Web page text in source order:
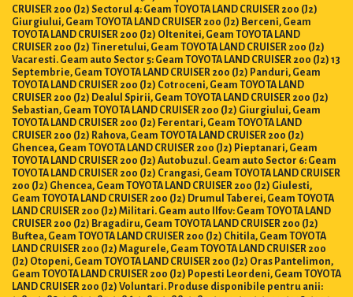
CRUISER 200 (J2) Sectorul 4: Geam TOYOTA LAND CRUISER 200 (J2)
Giurgiului, Geam TOYOTA LAND CRUISER 200 (J2) Berceni, Geam
TOYOTA LAND CRUISER 200 (J2) Oltenitei, Geam TOYOTA LAND
CRUISER 200 (J2) Tineretului, Geam TOYOTA LAND CRUISER 200 (J2)
Vacaresti. Geam auto Sector 5: Geam TOYOTA LAND CRUISER 200 (J2) 13
Septembrie, Geam TOYOTA LAND CRUISER 200 (J2) Panduri, Geam
TOYOTA LAND CRUISER 200 (J2) Cotroceni, Geam TOYOTA LAND
CRUISER 200 (J2) Dealul Spirii, Geam TOYOTA LAND CRUISER 200 (J2)
Sebastian, Geam TOYOTA LAND CRUISER 200 (J2) Giurgiului, Geam
TOYOTA LAND CRUISER 200 (J2) Ferentari, Geam TOYOTA LAND
CRUISER 200 (J2) Rahova, Geam TOYOTA LAND CRUISER 200 (J2)
Ghencea, Geam TOYOTA LAND CRUISER 200 (J2) Pieptanari, Geam
TOYOTA LAND CRUISER 200 (J2) Autobuzul. Geam auto Sector 6: Geam
TOYOTA LAND CRUISER 200 (J2) Crangasi, Geam TOYOTA LAND CRUISER
200 (J2) Ghencea, Geam TOYOTA LAND CRUISER 200 (J2) Giulesti,
Geam TOYOTA LAND CRUISER 200 (J2) Drumul Taberei, Geam TOYOTA
LAND CRUISER 200 (J2) Militari. Geam auto Ilfov: Geam TOYOTA LAND
CRUISER 200 (J2) Bragadiru, Geam TOYOTA LAND CRUISER 200 (J2)
Buftea, Geam TOYOTA LAND CRUISER 200 (J2) Chitila, Geam TOYOTA
LAND CRUISER 200 (J2) Magurele, Geam TOYOTA LAND CRUISER 200
(J2) Otopeni, Geam TOYOTA LAND CRUISER 200 (J2) Oras Pantelimon,
Geam TOYOTA LAND CRUISER 200 (J2) Popesti Leordeni, Geam TOYOTA
LAND CRUISER 200 (J2) Voluntari. Produse disponibile pentru anii: